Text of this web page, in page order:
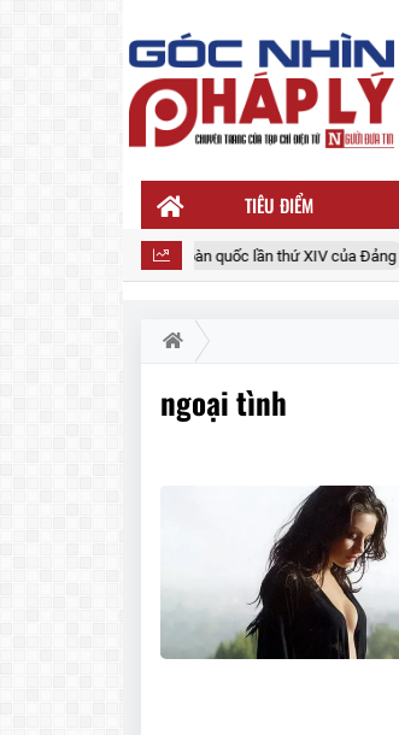
TIÊU ĐIỂM
Đại hội đại biểu toàn quốc lần thứ XIV của Đảng
ngoại tình